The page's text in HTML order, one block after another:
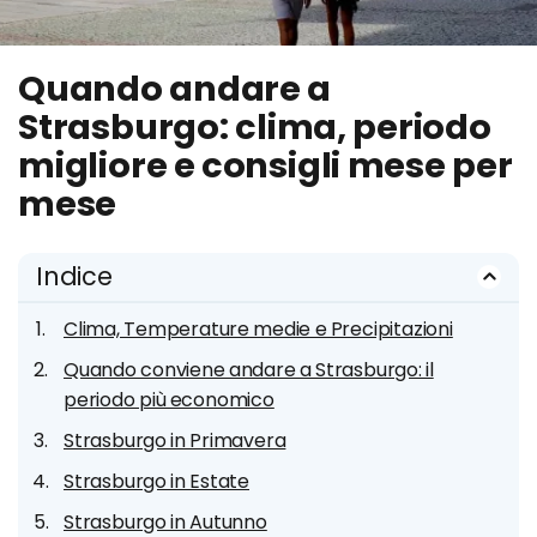
Quando andare a
Strasburgo: clima, periodo
migliore e consigli mese per
mese
Indice
Clima, Temperature medie e Precipitazioni
Quando conviene andare a Strasburgo: il
periodo più economico
Strasburgo in Primavera
Strasburgo in Estate
Strasburgo in Autunno